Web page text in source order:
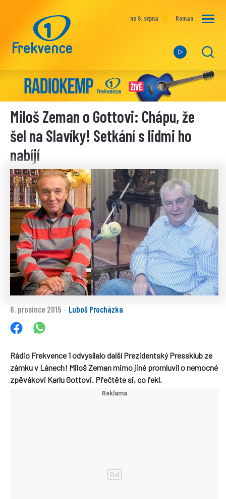
ne 9. srpna Roman
Miloš Zeman o Gottovi: Chápu, že
šel na Slavíky! Setkání s lidmi ho
nabíjí
6. prosince 2015 · Luboš Procházka
Rádio Frekvence 1 odvysílalo další Prezidentský Pressklub ze
zámku v Lánech! Miloš Zeman mimo jiné promluvil o nemocné
zpěvákovi Karlu Gottovi. Přečtěte si, co řekl.